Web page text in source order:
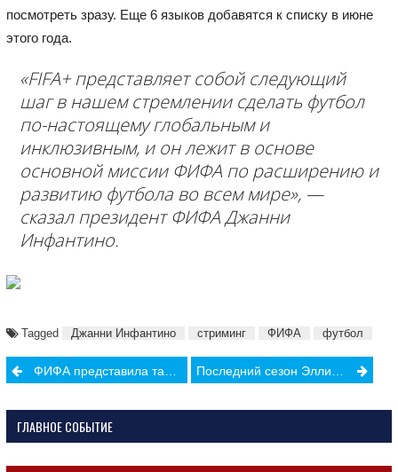
посмотреть зразу. Еще 6 языков добавятся к списку в июне
этого года.
«FIFA+ представляет собой следующий
шаг в нашем стремлении сделать футбол
по-настоящему глобальным и
инклюзивным, и он лежит в основе
основной миссии ФИФА по расширению и
развитию футбола во всем мире», —
сказал президент ФИФА Джанни
Инфантино.
Tagged Джанни Инфантино стриминг ФИФА футбол
PostФИФА представила талисман чемпионата мира Катар 2022 Последний сезон Эллисон Феликс
ГЛАВНОЕ СОБЫТИЕ